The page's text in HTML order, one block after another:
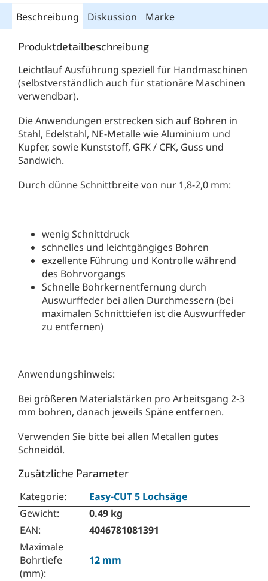
Beschreibung Diskussion Marke
Produktdetailbeschreibung
Leichtlauf Ausführung speziell für Handmaschinen
(selbstverständlich auch für stationäre Maschinen
verwendbar).
Die Anwendungen erstrecken sich auf Bohren in
Stahl, Edelstahl, NE-Metalle wie Aluminium und
Kupfer, sowie Kunststoff, GFK / CFK, Guss und
Sandwich.
Durch dünne Schnittbreite von nur 1,8-2,0 mm:
wenig Schnittdruck
schnelles und leichtgängiges Bohren
exzellente Führung und Kontrolle während
des Bohrvorgangs
Schnelle Bohrkernentfernung durch
Auswurffeder bei allen Durchmessern (bei
maximalen Schnitttiefen ist die Auswurffeder
zu entfernen)
Anwendungshinweis:
Bei größeren Materialstärken pro Arbeitsgang 2-3
mm bohren, danach jeweils Späne entfernen.
Verwenden Sie bitte bei allen Metallen gutes
Schneidöl.
Zusätzliche Parameter
Kategorie:
Easy-CUT 5 Lochsäge
Gewicht:
0.49 kg
EAN:
4046781081391
Maximale
Bohrtiefe
(mm):
12 mm